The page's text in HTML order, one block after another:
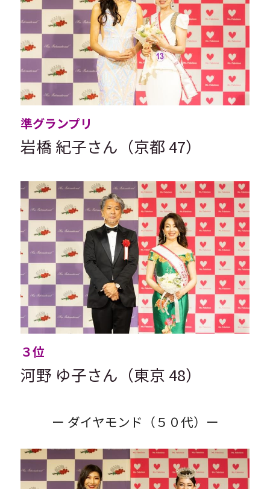
準グランプリ
岩橋 紀子さん（京都 47）
３位
河野 ゆ子さん（東京 48）
ー ダイヤモンド（５０代）ー